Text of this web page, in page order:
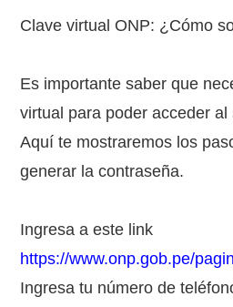
Clave virtual ONP: ¿Cómo
Es importante saber que
virtual para poder acceder al
Aquí te mostraremos los
generar la contraseña.
Ingresa a este link
https://www.onp.gob.pe/
Ingresa tu número de